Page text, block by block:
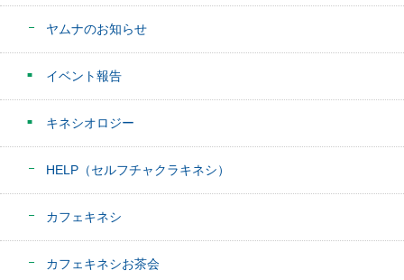
ヤムナのお知らせ
イベント報告
キネシオロジー
HELP（セルフチャクラキネシ）
カフェキネシ
カフェキネシお茶会